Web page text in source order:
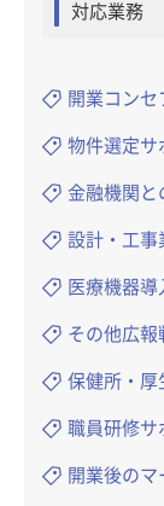
対応業務
開業コンセ
物件選定サ
金融機関と
設計・工事
医療機器導
その他広報
保健所・厚
職員研修サ
開業後のマ